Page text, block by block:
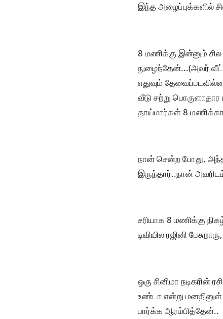
இந்த அழைப்புக்களில்
8 மணிக்கு இன்னும்
நுழைந்தேன்...(அவர்
எதுவும்
வீடு சற்று பொருளாதார
தாய்மார்கள் 8
நான் சென்ற போது,
இருந்தார்..நான்
சரியாக 8 மணிக்கு
டிவியில ரஜினி
ஒரு சினிமா நடிகரின்
உண்டா என்று மனதினுள்
பார்க்க ஆரம்பித்தேன்..